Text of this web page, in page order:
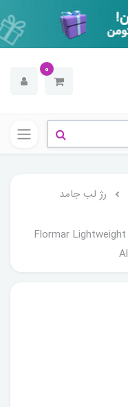
0
رژ لب جامد
رژ لب جامد پودری لایت‌ویت فلورمار Flormar Lightweight